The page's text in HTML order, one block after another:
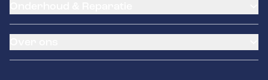
Banden service
Pechhulp
Schade en reparatie